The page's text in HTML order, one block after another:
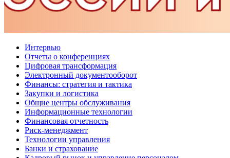
Интервью
Отчеты о конференциях
Цифровая трансформация
Электронный документооборот
Финансы: стратегия и тактика
Закупки и логистика
Общие центры обслуживания
Информационные технологии
Финансовая отчетность
Риск-менеджмент
Технологии управления
Банки и страхование